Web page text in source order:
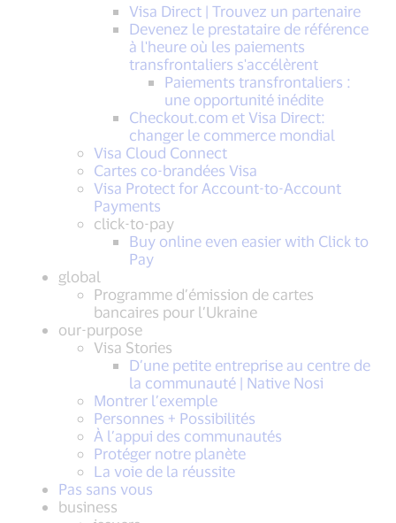
Visa Direct | Trouvez un partenaire
Devenez le prestataire de référence
à l'heure où les paiements
transfrontaliers s'accélèrent
Paiements transfrontaliers :
une opportunité inédite
Checkout.com et Visa Direct:
changer le commerce mondial
Visa Cloud Connect
Cartes co-brandées Visa
Visa Protect for Account-to-Account
Payments
click-to-pay
Buy online even easier with Click to
Pay
global
Programme d’émission de cartes
bancaires pour l’Ukraine
our-purpose
Visa Stories
D’une petite entreprise au centre de
la communauté | Native Nosi
Montrer l’exemple
Personnes + Possibilités
À l’appui des communautés
Protéger notre planète
La voie de la réussite
Pas sans vous
business